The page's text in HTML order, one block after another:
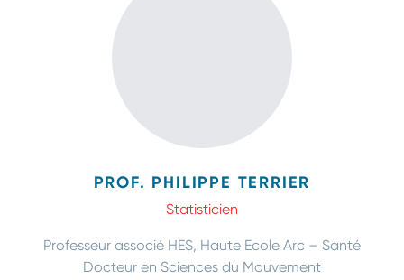
PROF. PHILIPPE TERRIER
Statisticien
Professeur associé HES, Haute Ecole Arc – Santé
Docteur en Sciences du Mouvement